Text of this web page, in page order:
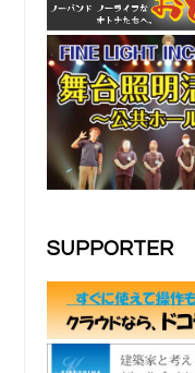
SUPPORTER